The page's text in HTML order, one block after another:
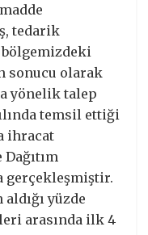
tedarik
sonucu olarak
yönelik talep
temsil ettiği
ihracat
gerçekleşmiştir.
yüzde
arasında ilk 4